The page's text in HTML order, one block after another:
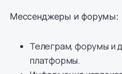
Мессенджеры и форумы:
Телеграм, форумы и
платформы.